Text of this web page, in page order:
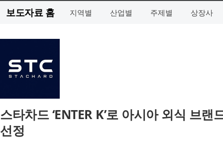
보도자료 홈 지역별 산업별 주제별 상장사
스타차드 ‘ENTER K’로 아시아 외식 브
선정